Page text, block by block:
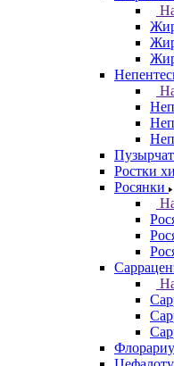
Ростки
Росянки